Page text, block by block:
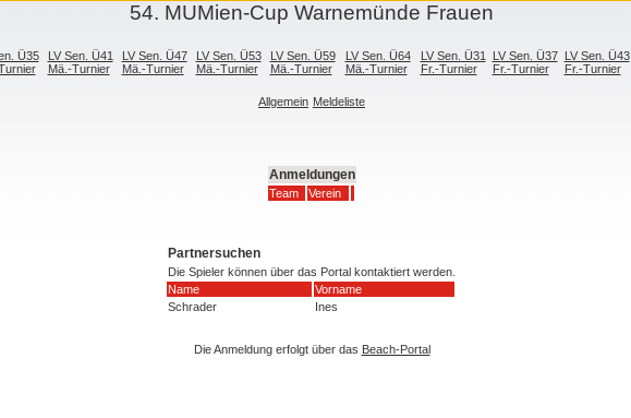
54. MUMien-Cup Warnemünde Frauen
Ü35
LV Sen. Ü41
Mä.-Turnier
LV Sen. Ü47
Mä.-Turnier
LV Sen. Ü53
Mä.-Turnier
LV Sen. Ü59
Mä.-Turnier
LV Sen. Ü64
Mä.-Turnier
LV Sen. Ü31
Fr.-Turnier
LV Sen. Ü37
Fr.-Turnier
LV Sen. Ü43
Fr.-Turnier
Allgemein Meldeliste
Anmeldungen
Team Verein
Partnersuchen
Die Spieler können über das Portal kontaktiert werden.
Name
Vorname
Schrader
Ines
Die Anmeldung erfolgt über das Beach-Portal